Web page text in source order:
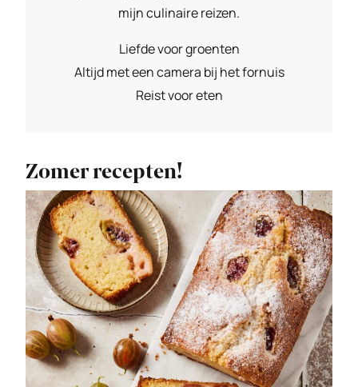
mijn culinaire reizen.
Liefde voor groenten
Altijd met een camera bij het fornuis
Reist voor eten
Zomer recepten!